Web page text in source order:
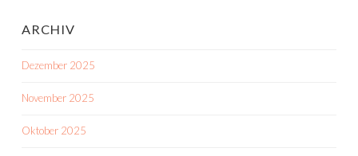
ARCHIV
Dezember 2025
November 2025
Oktober 2025